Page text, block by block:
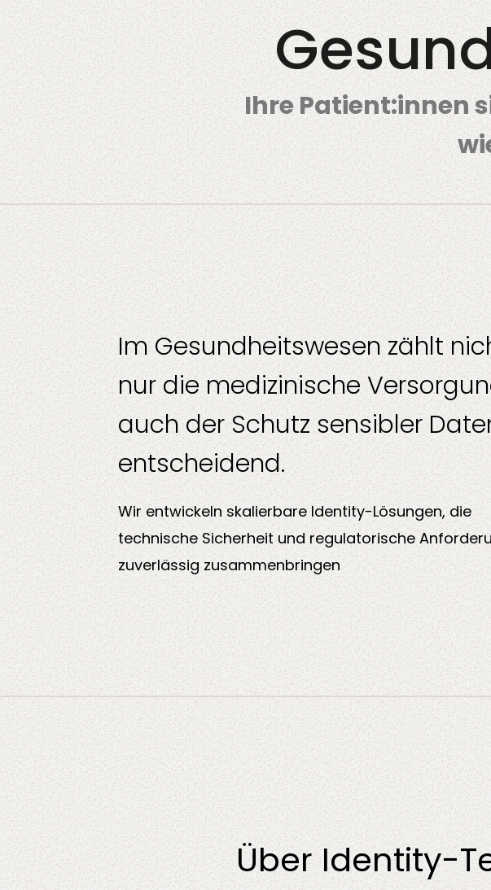
Co-Consultant
Ihre Patient:innen
Im Gesundheitswesen zählt
nur die medizinische
auch der Schutz sensibler
entscheidend.
Wir entwickeln skalierbare Identity-Lösungen, die
technische Sicherheit und regulatorische
zuverlässig zusammenbringen
Über Identity-